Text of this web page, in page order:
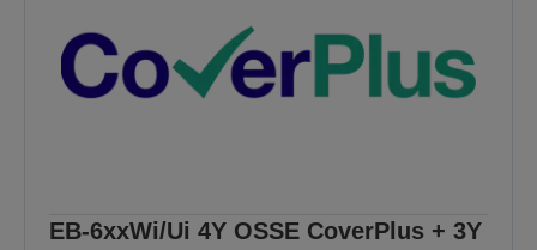
EB-6xxWi/Ui 4Y OSSE CoverPlus + 3Y